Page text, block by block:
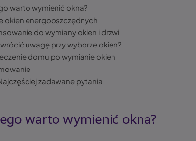
warto wymienić okna?
okien energooszczędnych
do wymiany okien i drzwi
uwagę przy wyborze okien?
domu po wymianie okien
zadawane pytania
warto wymienić okna?